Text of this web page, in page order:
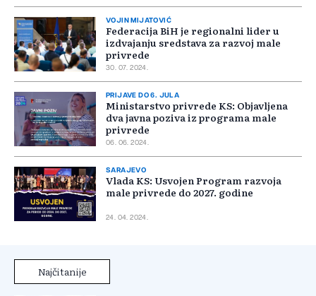
VOJIN MIJATOVIĆ
Federacija BiH je regionalni lider u
izdvajanju sredstava za razvoj male
privrede
30. 07. 2024.
PRIJAVE DO 6. JULA
Ministarstvo privrede KS: Objavljena
dva javna poziva iz programa male
privrede
06. 06. 2024.
SARAJEVO
Vlada KS: Usvojen Program razvoja
male privrede do 2027. godine
24. 04. 2024.
Najčitanije